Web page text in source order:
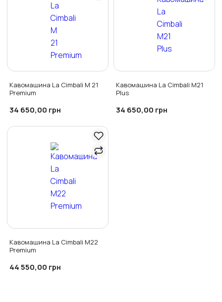
Кавомашина La Cimbali M 21
Premium
34 650,00 грн
Кавомашина La Cimbali M21
Plus
34 650,00 грн
Кавомашина La Cimbali M22
Premium
44 550,00 грн